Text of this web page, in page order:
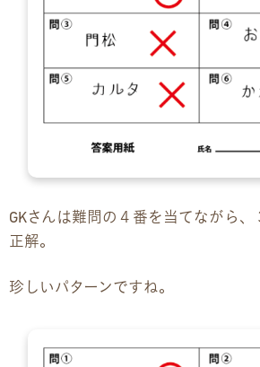
GKさんは難問の４番を当てながら
正解。
珍しいパターンですね。